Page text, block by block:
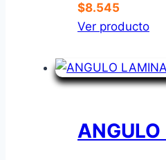
$8.545
Ver producto